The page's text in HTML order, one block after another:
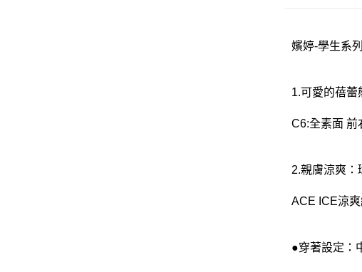
嬪婷-學生系
1.可愛的蓓蕾
C6:全素面 前
2.親膚涼爽：
ACE ICE涼
●穿著設定：